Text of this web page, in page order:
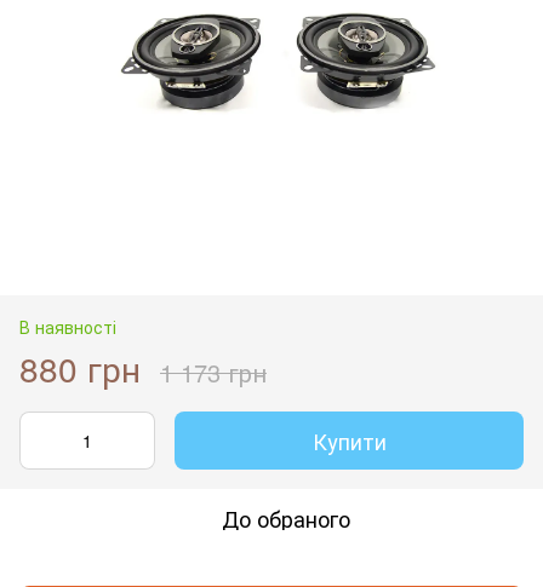
В наявності
880 грн 1 173 грн
Купити
До обраного